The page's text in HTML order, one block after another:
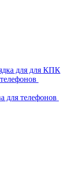
для для КПК
для телефонов